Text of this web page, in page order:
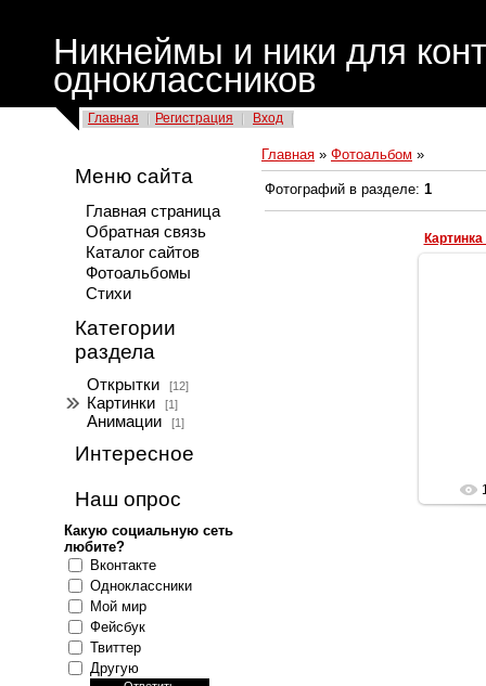
Никнеймы и ники для
одноклассников
Главная Регистрация Вход
Меню сайта
Главная страница
Обратная связь
Каталог сайтов
Фотоальбомы
Стихи
Категории
раздела
Открытки [12]
Картинки [1]
Анимации [1]
Интересное
Наш опрос
Какую социальную сеть
любите?
Вконтакте
Одноклассники
Мой мир
Фейсбук
Твиттер
Другую
Главная » Фотоальбом »
Фотографий в разделе: 1